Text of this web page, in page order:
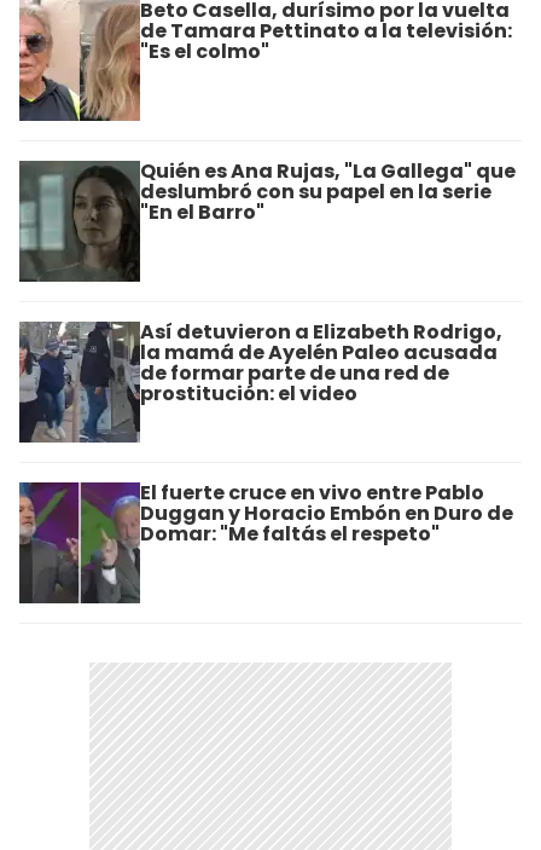
Beto Casella, durísimo por la vuelta
de Tamara Pettinato a la televisión:
"Es el colmo"
Quién es Ana Rujas, "La Gallega" que
deslumbró con su papel en la serie
"En el Barro"
Así detuvieron a Elizabeth Rodrigo,
la mamá de Ayelén Paleo acusada
de formar parte de una red de
prostitución: el video
El fuerte cruce en vivo entre Pablo
Duggan y Horacio Embón en Duro de
Domar: "Me faltás el respeto"